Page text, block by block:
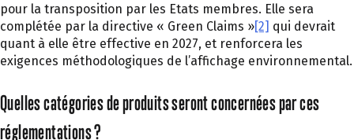
pour la transposition par les Etats membres. Elle sera
complétée par la directive « Green Claims »[2] qui devrait
quant à elle être effective en 2027, et renforcera les
exigences méthodologiques de l’affichage environnemental.
Quelles catégories de produits seront concernées par ces
réglementations ?